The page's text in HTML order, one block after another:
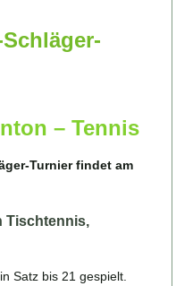
– Tennis
Turnier findet am
Tischtennis,
Satz bis 21 gespielt.